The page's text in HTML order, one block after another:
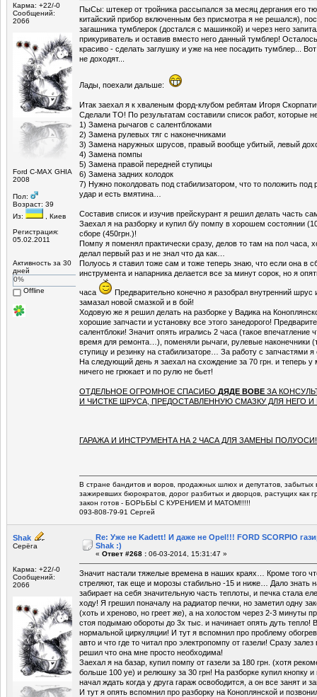
Карма: +22/-0
Сообщений:
2066
Ford C-MAX GHIA
2008
Пол:
Возраст: 39
Из:
, Киев
Регистрация:
05.02.2011
Активность за 30
дней
0%
Offline
ПыСы: штекер от тройника рассыпался за месяц дергания его
китайский прибор включенным без присмотра я не решался),
загашника тумблерок (достался с машинкой) и через него
прикуриватель и оставив вместо него данный тумблер!
красиво - сделать заглушку и уже на нее посадить тумблер...
не доходят...
Лады, поехали дальше:
Итак заехал я к хваленым форд-клубом ребятам Игоря
Сделали ТО! По результатам составили список работ, которые
1) Замена рычагов с салентблоками
2) Замена рулевых тяг с наконечниками
3) Замена наружных шрусов, правый вообще убитый, левый
4) Замена помпы
5) Замена правой передней ступицы
6) Замена задних колодок
7) Нужно поколдовать под стабилизатором, что то положить под
удар и есть вмятина…
Составив список и изучив прейскурант я решил делать часть
Заехал я на разборку и купил б/у помпу в хорошем состоянии
сборе (450грн.)!
Помпу я поменял практически сразу, делов то там на пол часа,
делал первый раз и не знал что да как…
Полуось я ставил тоже сам и тоже теперь знаю, что если она в
инструмента и напарника делается все за минут сорок, но я
часа
Предварительно конечно я разобрал внутренний
замазал новой смазкой и в бой!
Ходовую же я решил делать на разборке у Вадика на
хорошие запчасти и установку все этого занедорого!
салентблоки! Значит опять игрались 2 часа (такое впечатление
время для ремонта…), поменяли рычаги, рулевые наконечники
ступицу и резинку на стабилизаторе… За работу с запчастями я
На следующий день я заехал на схождение за 70 грн. и теперь
ничего не грюкает и по рулю не бьет!
ОТДЕЛЬНОЕ ОГРОМНОЕ СПАСИБО ДЯДЕ ВОВЕ ЗА
И ЧИСТКЕ ШРУСА, ПРЕДОСТАВЛЕННУЮ СМАЗКУ ДЛЯ НЕГО
ГАРАЖА И ИНСТРУМЕНТА НА 2 ЧАСА ДЛЯ ЗАМЕНЫ
В стране бандитов и воров, продажных шлюх и депутатов, забытых
зажиревших бюрократов, дорог разбитых и дворцов, растущих как
закон готов - БОРЬБЫ С КУРЕНИЕМ И МАТОМ!!!!!
093-808-79-91 Сергей
Shak
Серёга
Карма: +22/-0
Сообщений:
2066
Re: Уже не Kadett! И даже не Opel!!! FORD SCORPIO
Shak :)
« Ответ #268 : 06-03-2014, 15:31:47 »
Значит настали тяжелые времена в наших краях… Кроме того
стреляют, так еще и морозы стабильно -15 и ниже… Дало знать
забирает на себя значительную часть теплоты, и печка стала
ходу! Я грешил поначалу на радиатор печки, но заметил одну
(хоть и хреново, но греет же), а на холостом через 2-3 минуты
стоя подымаю обороты до 3х тыс. и начинает опять дуть тепло!
нормальной циркуляции! И тут я вспомнил про проблему
авто и что где то читал про электропомпу от газели! Сразу
решил что она мне просто необходима!
Заехал я на базар, купил помпу от газели за 180 грн. (хотя
больше 100 уе) и релюшку за 30 грн! На разборке купил кнопку и
начал ждать когда у друга гараж освободится, а он все занят и
И тут я опять вспомнил про разборку на Коноплянской и